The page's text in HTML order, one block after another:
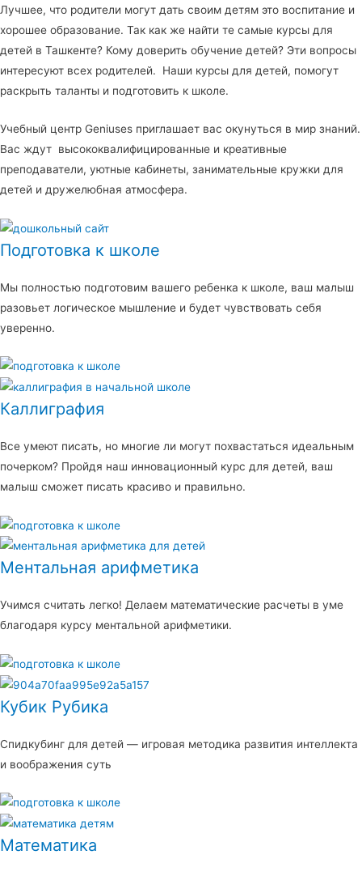
Лучшее, что родители могут дать своим детям это воспитание и
хорошее образование. Так как же найти те самые курсы для
детей в Ташкенте? Кому доверить обучение детей? Эти вопросы
интересуют всех родителей. Наши курсы для детей, помогут
раскрыть таланты и подготовить к школе.
Учебный центр Geniuses приглашает вас окунуться в мир знаний.
Вас ждут высококвалифицированные и креативные
преподаватели, уютные кабинеты, занимательные кружки для
детей и дружелюбная атмосфера.
Подготовка к школе
Мы полностью подготовим вашего ребенка к школе, ваш малыш
разовьет логическое мышление и будет чувствовать себя
уверенно.
Каллиграфия
Все умеют писать, но многие ли могут похвастаться идеальным
почерком? Пройдя наш инновационный курс для детей, ваш
малыш сможет писать красиво и правильно.
Ментальная арифметика
Учимся считать легко! Делаем математические расчеты в уме
благодаря курсу ментальной арифметики.
Кубик Рубика
Спидкубинг для детей — игровая методика развития интеллекта
и воображения суть
Математика